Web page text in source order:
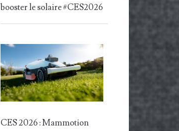
booster le solaire #CES2026
CES 2026 : Mammotion